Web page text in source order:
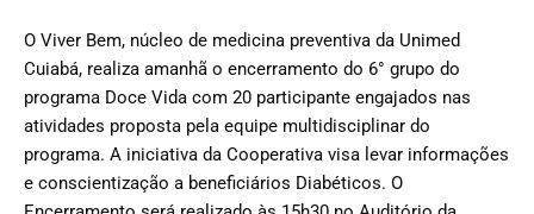
O Viver Bem, núcleo de medicina preventiva da Unimed
Cuiabá, realiza amanhã o encerramento do 6° grupo do
programa Doce Vida com 20 participante engajados nas
atividades proposta pela equipe multidisciplinar do
programa. A iniciativa da Cooperativa visa levar informações
e conscientização a beneficiários Diabéticos. O